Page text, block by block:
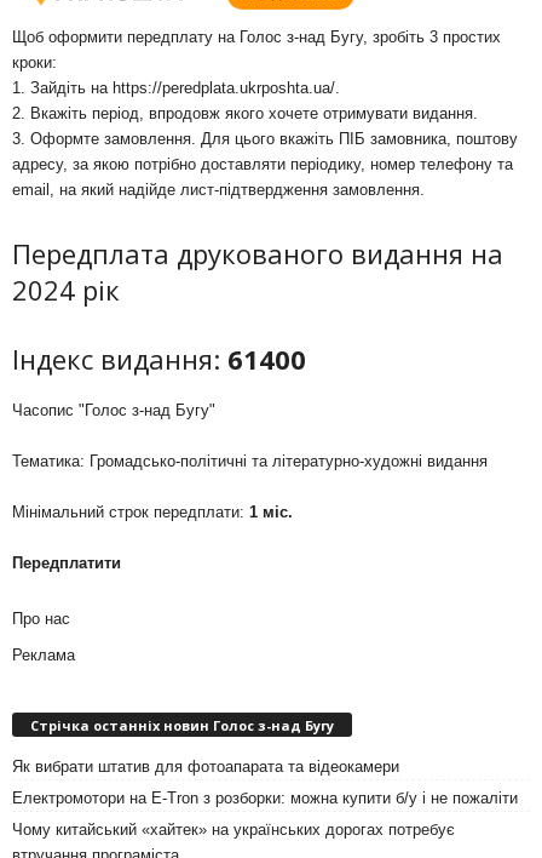
Щоб оформити передплату на Голос з-над Бугу, зробіть 3 простих
кроки:
1. Зайдіть на https://peredplata.ukrposhta.ua/
2. Вкажіть період, впродовж якого хочете отримувати видання.
3. Оформте замовлення. Для цього вкажіть ПІБ замовника, поштову
адресу, за якою потрібно доставляти періодику, номер телефону та
email, на який надійде лист-підтвердження замовлення.
Передплата друкованого видання на
2024 рік
Індекс видання: 61400
Часопис "Голос з-над Бугу"
Тематика: Громадсько-політичні та літературно-художні видання
Мінімальний строк передплати: 1 міс.
Передплатити
Про нас
Реклама
Стрічка останніх новин Голос з-над Бугу
Як вибрати штатив для фотоапарата та відеокамери
Електромотори на E-Tron з розборки: можна купити б/у і не пожаліти
Чому китайський «хайтек» на українських дорогах потребує